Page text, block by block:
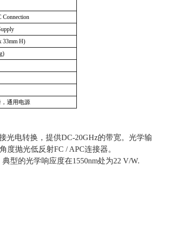
Connection
33mm H)
通用电源
光电转换，提供DC-20GHz的带宽。光学输
度抛光低反射FC / APC连接器。
型的光学响应度在1550nm处为22 V/W.